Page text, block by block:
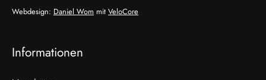
Webdesign: Daniel Wom mit VeloCore
Informationen